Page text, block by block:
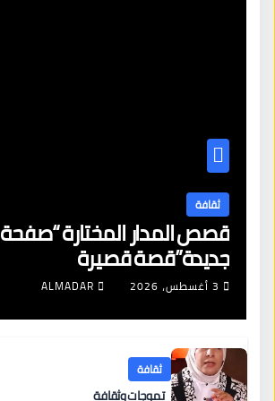
ثقافة
قصص المدار المختارة “صفحة
جديدة”قصة قصيرة
3 أغسطس، 2026 ALMADAR
ثقافة
تموجات وثقافة